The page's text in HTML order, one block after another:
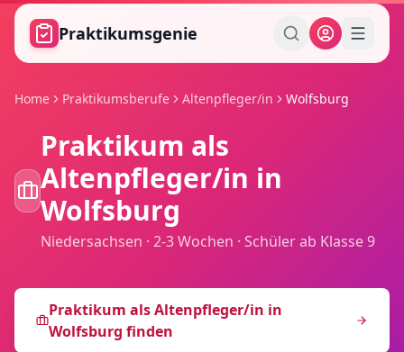
Zum Hauptinhalt springen
Praktikumsgenie
Home Praktikumsberufe Altenpfleger/in Wolfsburg
Praktikum als
Altenpfleger/in in
Wolfsburg
Niedersachsen ·2-3 Wochen ·Schüler ab Klasse 9
Praktikum alsAltenpfleger/in in
Wolfsburg finden